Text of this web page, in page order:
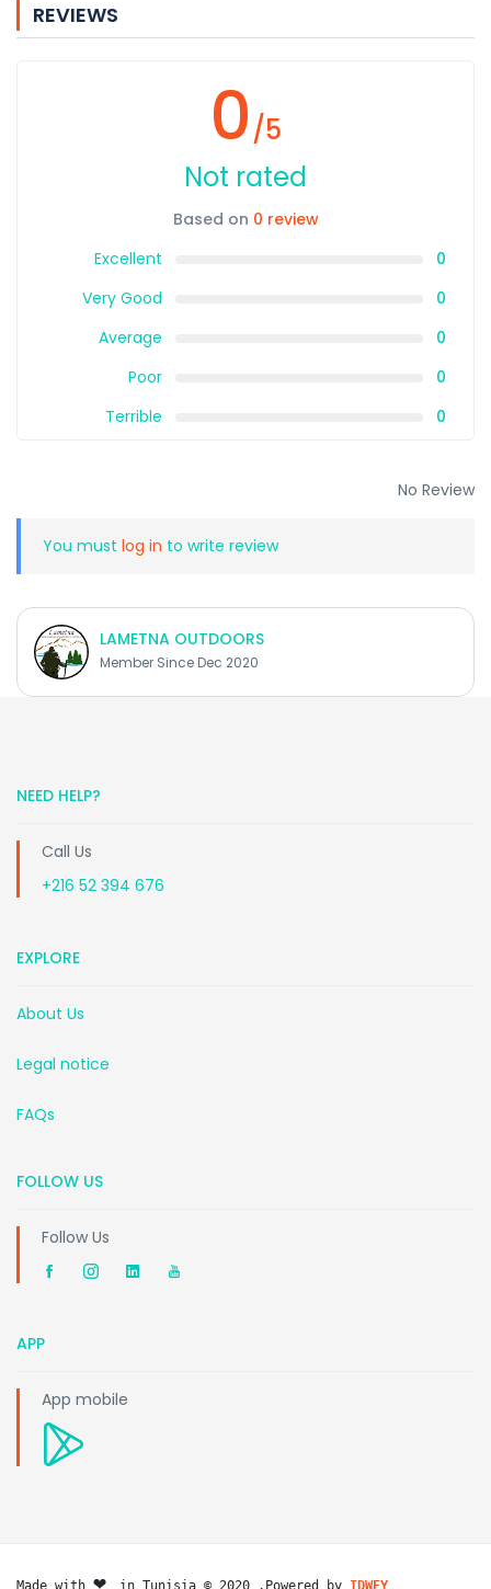
REVIEWS
0/5
Not rated
Based on 0 review
Excellent
0
Very Good
0
Average
0
Poor
0
Terrible
0
No Review
You must log in to write review
LAMETNA OUTDOORS
Member Since Dec 2020
NEED HELP?
Call Us
+216 52 394 676
EXPLORE
About Us
Legal notice
FAQs
FOLLOW US
Follow Us
APP
App mobile
Made with ❤️ in Tunisia © 2020 ,Powered by IDWEY